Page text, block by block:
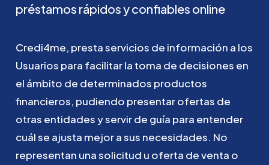
préstamos rápidosyconfiables online
Credi4me, prestaservicios de información a los
Usuarios para facilitarla toma de decisiones en
el ámbito de determinados productos
financieros, pudiendo presentarofertas de
otras entidadesyservirde guía para entender
cuálse ajusta mejorasus necesidades. No
representan unasolicitud u oferta deventa o